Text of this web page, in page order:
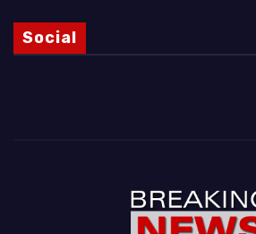
Social